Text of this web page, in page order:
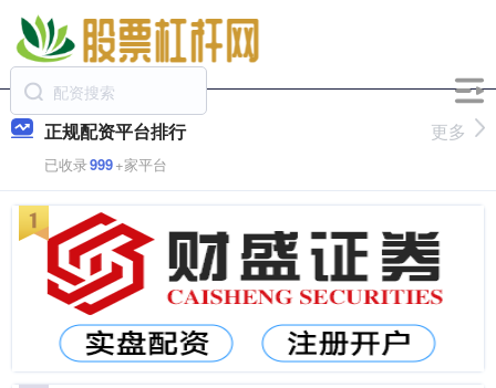
正规配资平台排行
已收录999+家平台
更多